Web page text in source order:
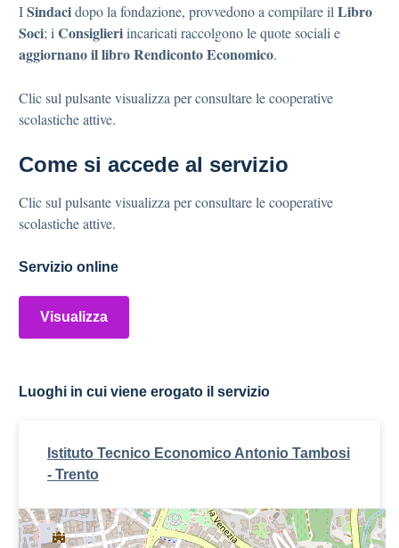
ISindacidopo la fondazione, provvedono a compilare il Libro
Soci; i Consiglieriincaricati raccolgono le quote sociali e
aggiornano il libro Rendiconto Economico.
Clic sul pulsante visualizza per consultare le cooperative
scolastiche attive.
Come si accede al servizio
Clic sul pulsante visualizza per consultare le cooperative
scolastiche attive.
Servizio online
Visualizza
Luoghi in cui viene erogato il servizio
Istituto Tecnico Economico Antonio Tambosi
- Trento